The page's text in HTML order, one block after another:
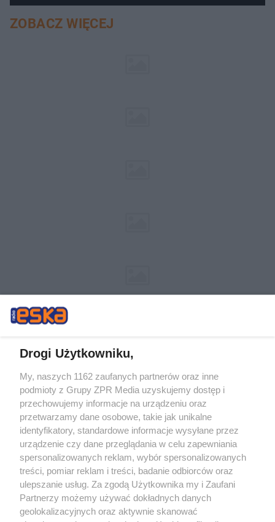
ZOBACZ WIĘCEJ
Żaden utwór zamieszczony w serwisie nie może być powielany i
rozpowszechniany lub dalej rozpowszechniany w jakikolwiek sposób (w
tym także elektroniczny lub mechaniczny) na jakimkolwiek polu
eksploatacji w jakiejkolwiek formie, włącznie z umieszczaniem w Internecie
bez pisemnej zgody właściciela praw. Jakiekolwiek użycie lub
wykorzystanie utworów w całości lub w części z naruszeniem prawa, tzn.
bez właściwej zgody, jest zabronione pod groźbą kary i może być ścigane
prawnie.
Drogi Użytkowniku,
My, naszych 1162 zaufanych partnerów oraz inne
podmioty z Grupy ZPR Media uzyskujemy dostęp i
przechowujemy informacje na urządzeniu oraz
przetwarzamy dane osobowe, takie jak unikalne
identyfikatory, standardowe informacje wysyłane przez
urządzenie czy dane przeglądania w celu zapewniania
spersonalizowanych reklam, wybór spersonalizowanych
treści, pomiar reklam i treści, badanie odbiorców oraz
ulepszanie usług. Za zgodą Użytkownika my i Zaufani
Partnerzy możemy używać dokładnych danych
geolokalizacyjnych oraz aktywnie skanować